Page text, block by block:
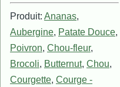
Produit: Ananas,
Aubergine, Patate Douce,
Poivron, Chou-fleur,
Brocoli, Butternut, Chou,
Courgette, Courge -